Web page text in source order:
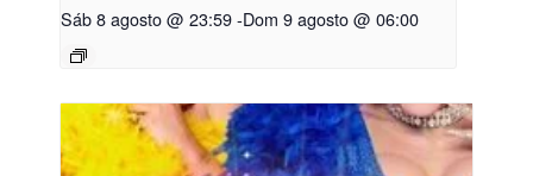
Sáb 8 agosto @ 23:59-Dom 9 agosto @ 06:00